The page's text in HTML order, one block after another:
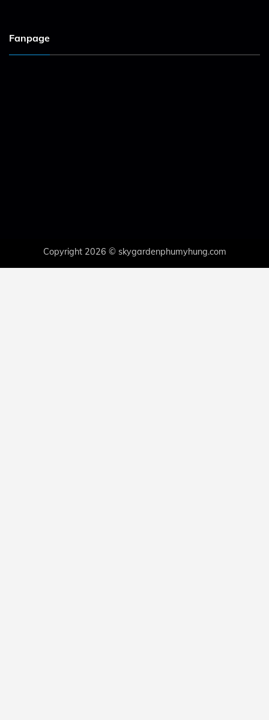
Fanpage
Copyright 2026 © skygardenphumyhung.com